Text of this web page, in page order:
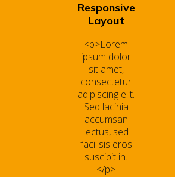
Responsive
Layout
<p>Lorem
ipsum dolor
sit amet,
consectetur
adipiscing elit.
Sed lacinia
accumsan
lectus, sed
facilisis eros
suscipit in.
</p>